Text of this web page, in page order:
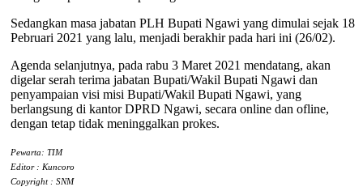
Sedangkan masa jabatan PLH Bupati Ngawi yang dimulai sejak 18
Pebruari 2021 yang lalu, menjadi berakhir pada hari ini (26/02).
Agenda selanjutnya, pada rabu 3 Maret 2021 mendatang, akan
digelar serah terima jabatan Bupati/Wakil Bupati Ngawi dan
penyampaian visi misi Bupati/Wakil Bupati Ngawi, yang
berlangsung di kantor DPRD Ngawi, secara online dan ofline,
dengan tetap tidak meninggalkan prokes.
Pewarta: TIM
Editor : Kuncoro
Copyright : SNM